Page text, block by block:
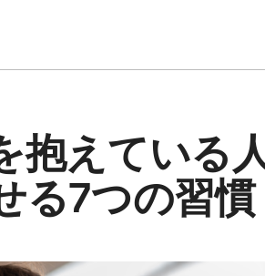
抱えている
る7つの習慣